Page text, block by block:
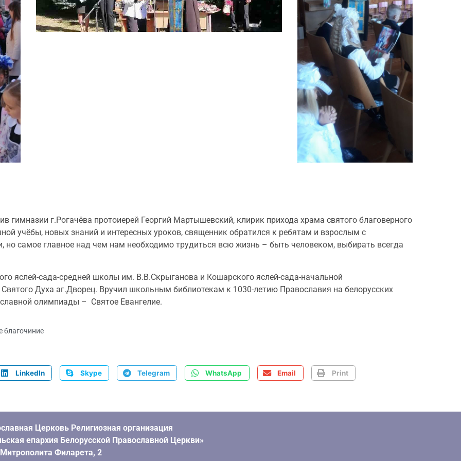
гимназии г.Рогачёва протоиерей Георгий Мартышевский, клирик прихода храма святого благоверного
учёбы, новых знаний и интересных уроков, священник обратился к ребятам и взрослым с
самое главное над чем нам необходимо трудиться всю жизнь – быть человеком, выбирать всегда
яслей-сада-средней школы им. В.В.Скрыганова и Кошарского яслей-сада-начальной
Духа аг.Дворец. Вручил школьным библиотекам к 1030-летию Православия на белорусских
олимпиады – Святое Евангелие.
благочиние
LinkedIn Skype Telegram WhatsApp Email Print
Церковь Религиозная организация
епархия Белорусской Православной Церкви»
Филарета, 2